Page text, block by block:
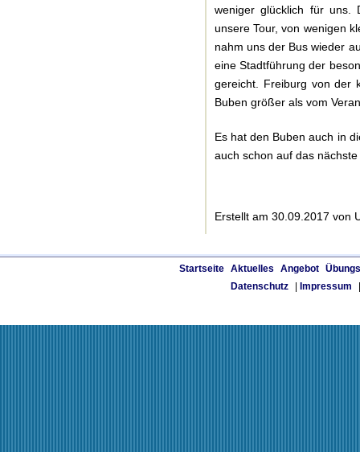
weniger glücklich für uns.
unsere Tour, von wenigen
nahm uns der Bus wieder
eine Stadtführung der
gereicht. Freiburg von der
Buben größer als vom
Es hat den Buben auch in
auch schon auf das
Erstellt am 30.09.2017 von
Startseite Aktuelles Angebot
Datenschutz
Impressum